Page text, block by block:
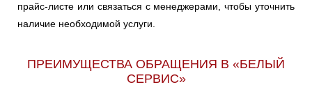
прайс-листе или связаться с менеджерами, чтобы уточнить
наличие необходимой услуги.
ПРЕИМУЩЕСТВА ОБРАЩЕНИЯ В «БЕЛЫЙ
СЕРВИС»